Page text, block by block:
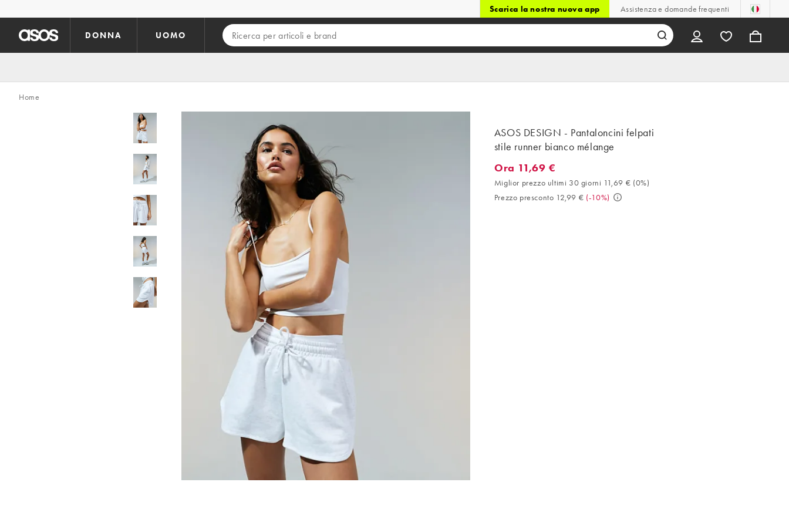
Scarica la nostra nuova app Assistenza e domande frequenti
DONNA UOMO
Home
ASOS DESIGN - Pantaloncini felpati
stile runner bianco mélange
Ora 11,69 €. Miglior prezzo ultimi 30 giorni 11,69 € (0%). Prezzo
Ora 11,69 €
Miglior prezzo ultimi 30 giorni 11,69 € (0%)
Prezzo presconto 12,99 € (-10%)